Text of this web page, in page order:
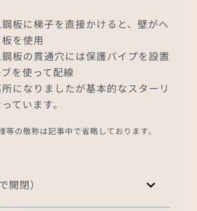
板に梯子を直接かけると、壁がへ
を使用
板の貫通穴には保護パイプを設置
を使って配線
になりましたが基本的なスターリ
ています。
等の敬称は記事中で省略しております。
開閉）